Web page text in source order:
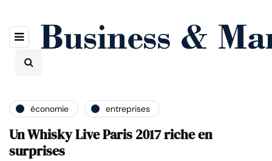
économie entreprises
Un Whisky Live Paris 2017 riche en
surprises